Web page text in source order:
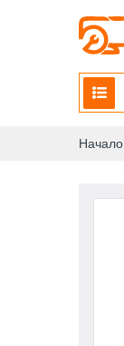
Начало